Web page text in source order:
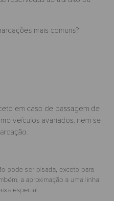
mais comuns?
em caso de passagem de
veículos avariados, nem se
pode ser pisada, exceto para
a aproximação a uma linha
especial.